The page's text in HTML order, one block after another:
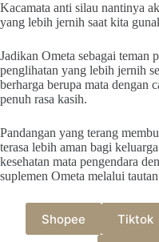
Kacamata anti silau nantinya
yang lebih jernih saat kita
Jadikan Ometa sebagai teman
penglihatan yang lebih jernih
berharga berupa mata dengan
penuh rasa kasih.
Pandangan yang terang
terasa lebih aman bagi
kesehatan mata pengendara
suplemen Ometa melalui
Shopee Tiktok